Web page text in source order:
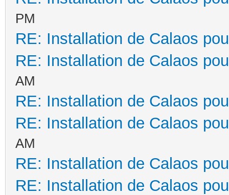
PM
RE: Installation de Calaos
RE: Installation de Calaos
AM
RE: Installation de Calaos
RE: Installation de Calaos
AM
RE: Installation de Calaos
RE: Installation de Calaos